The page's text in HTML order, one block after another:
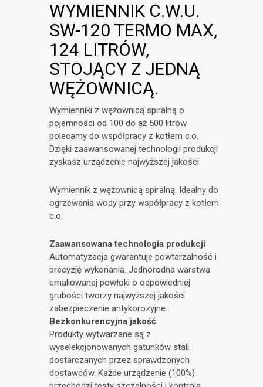
WYMIENNIK C.W.U.
SW-120 TERMO MAX,
124 LITRÓW,
STOJĄCY Z JEDNĄ
WĘŻOWNICĄ.
Wymienniki z wężownicą spiralną o
pojemności od 100 do aż 500 litrów
polecamy do współpracy z kotłem c.o.
Dzięki zaawansowanej technologii produkcji
zyskasz urządzenie najwyższej jakości.
Wymiennik z wężownicą spiralną. Idealny do
ogrzewania wody przy współpracy z kotłem
c.o.
Zaawansowana technologia produkcji
Automatyzacja gwarantuje powtarzalność i
precyzję wykonania. Jednorodna warstwa
emaliowanej powłoki o odpowiedniej
grubości tworzy najwyższej jakości
zabezpieczenie antykorozyjne.
Bezkonkurencyjna jakość
Produkty wytwarzane są z
wyselekcjonowanych gatunków stali
dostarczanych przez sprawdzonych
dostawców. Każde urządzenie (100%)